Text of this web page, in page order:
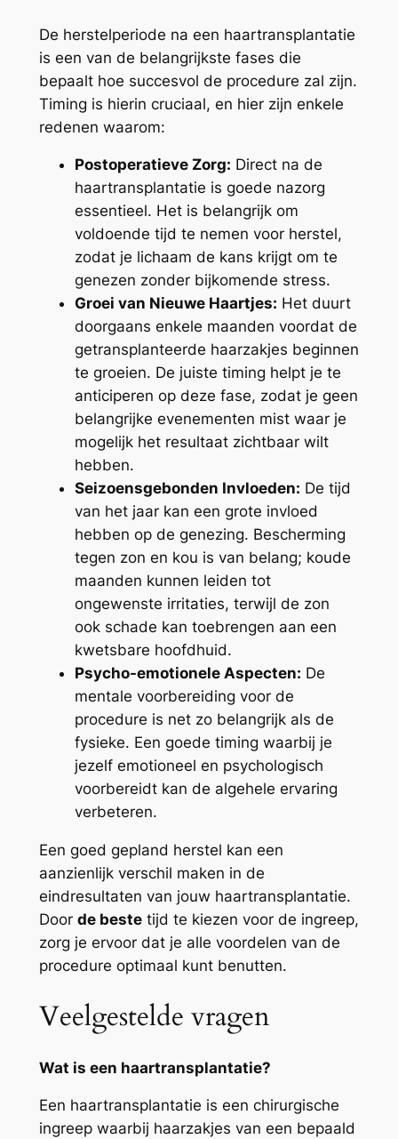
De herstelperiode na een haartransplantatie
is een van de belangrijkste fases die
bepaalt hoe succesvol de procedure zal zijn.
Timing is hierin cruciaal, en hier zijn enkele
redenen waarom:
Postoperatieve Zorg: Direct na de
haartransplantatie is goede nazorg
essentieel. Het is belangrijk om
voldoende tijd te nemen voor herstel,
zodat je lichaam de kans krijgt om te
genezen zonder bijkomende stress.
Groei van Nieuwe Haartjes: Het duurt
doorgaans enkele maanden voordat de
getransplanteerde haarzakjes beginnen
te groeien. De juiste timing helpt je te
anticiperen op deze fase, zodat je geen
belangrijke evenementen mist waar je
mogelijk het resultaat zichtbaar wilt
hebben.
Seizoensgebonden Invloeden: De tijd
van het jaar kan een grote invloed
hebben op de genezing. Bescherming
tegen zon en kou is van belang; koude
maanden kunnen leiden tot
ongewenste irritaties, terwijl de zon
ook schade kan toebrengen aan een
kwetsbare hoofdhuid.
Psycho-emotionele Aspecten: De
mentale voorbereiding voor de
procedure is net zo belangrijk als de
fysieke. Een goede timing waarbij je
jezelf emotioneel en psychologisch
voorbereidt kan de algehele ervaring
verbeteren.
Een goed gepland herstel kan een
aanzienlijk verschil maken in de
eindresultaten van jouw haartransplantatie.
Door de bestetijd te kiezen voor de ingreep,
zorg je ervoor dat je alle voordelen van de
procedure optimaal kunt benutten.
Veelgestelde vragen
Wat is een haartransplantatie?
Een haartransplantatie is een chirurgische
ingreep waarbij haarzakjes van een bepaald